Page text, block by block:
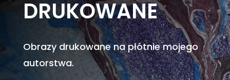
DRUKOWANE
Obrazy drukowane na płótnie mojego
autorstwa.